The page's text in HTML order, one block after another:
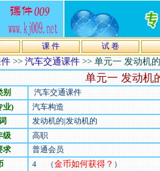
课 件 试 卷
>>汽车交通课件>>单元一 发动机
单元一 发动机
别
汽车交通课件
业)
汽车构造
发动机的|发动机的
级
高职
求
普通会员
4（金币如何获得？）